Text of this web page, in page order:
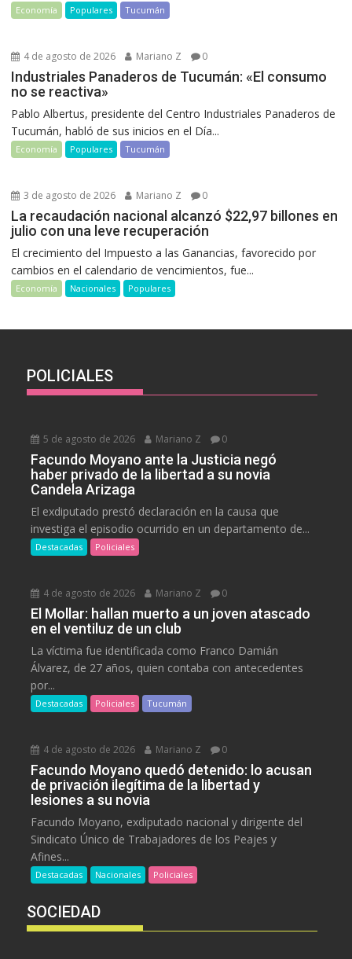
Economía Populares Tucumán
4 de agosto de 2026 Mariano Z 0
Industriales Panaderos de Tucumán: «El consumo
no se reactiva»
Pablo Albertus, presidente del Centro Industriales Panaderos de
Tucumán, habló de sus inicios en el Día...
Economía Populares Tucumán
3 de agosto de 2026 Mariano Z 0
La recaudación nacional alcanzó $22,97 billones en
julio con una leve recuperación
El crecimiento del Impuesto a las Ganancias, favorecido por
cambios en el calendario de vencimientos, fue...
Economía Nacionales Populares
POLICIALES
5 de agosto de 2026 Mariano Z 0
Facundo Moyano ante la Justicia negó
haber privado de la libertad a su novia
Candela Arizaga
El exdiputado prestó declaración en la causa que
investiga el episodio ocurrido en un departamento de...
Destacadas Policiales
4 de agosto de 2026 Mariano Z 0
El Mollar: hallan muerto a un joven atascado
en el ventiluz de un club
La víctima fue identificada como Franco Damián
Álvarez, de 27 años, quien contaba con antecedentes
por...
Destacadas Policiales Tucumán
4 de agosto de 2026 Mariano Z 0
Facundo Moyano quedó detenido: lo acusan
de privación ilegítima de la libertad y
lesiones a su novia
Facundo Moyano, exdiputado nacional y dirigente del
Sindicato Único de Trabajadores de los Peajes y
Afines...
Destacadas Nacionales Policiales
SOCIEDAD